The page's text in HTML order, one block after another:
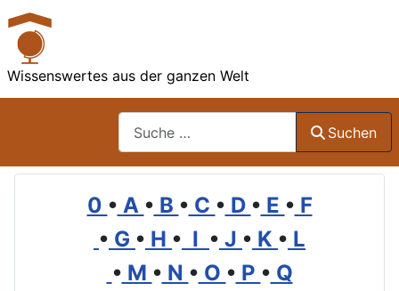
Wissenswertes aus der ganzen Welt
Suchen
0 • A • B • C • D • E • F
• G • H • I • J • K • L
• M • N • O • P • Q